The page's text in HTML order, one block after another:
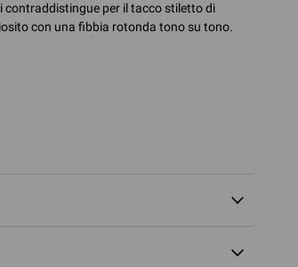
contraddistingue per il tacco stiletto di
con una fibbia rotonda tono su tono.